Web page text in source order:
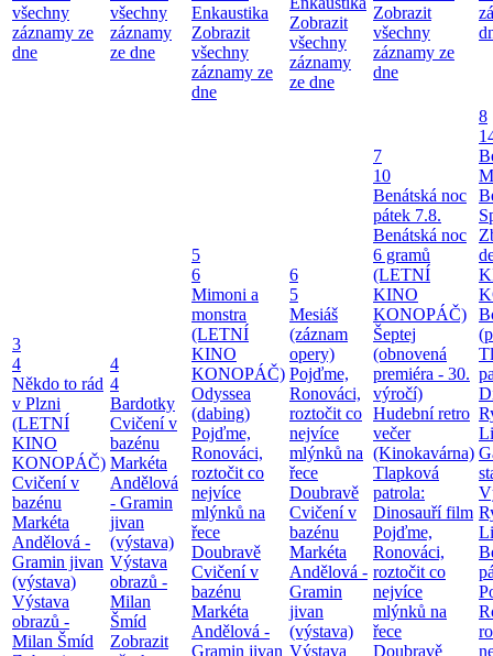
všechny
záznamy ze
dne
všechny
záznamy
ze dne
Enkaustika
Zobrazit
všechny
záznamy ze
dne
Zobrazit
všechny
záznamy
ze dne
Zobrazit
všechny
záznamy ze
dne
3
4
Někdo to rád
v Plzni
(LETNÍ
KINO
KONOPÁČ)
Cvičení v
bazénu
Markéta
Andělová -
Gramin jivan
(výstava)
Výstava
obrazů -
Milan Šmíd
4
4
Bardotky
Cvičení v
bazénu
Markéta
Andělová
- Gramin
jivan
(výstava)
Výstava
obrazů -
Milan
Šmíd
Zobrazit
5
6
Mimoni a
monstra
(LETNÍ
KINO
KONOPÁČ)
Odyssea
(dabing)
Pojďme,
Ronováci,
roztočit co
nejvíce
mlýnků na
řece
Doubravě
Cvičení v
bazénu
Markéta
Andělová -
Gramin jivan
6
5
Mesiáš
(záznam
opery)
Pojďme,
Ronováci,
roztočit co
nejvíce
mlýnků na
řece
Doubravě
Cvičení v
bazénu
Markéta
Andělová -
Gramin
jivan
(výstava)
Výstava
7
10
Benátská noc
pátek 7.8.
Benátská noc
6 gramů
(LETNÍ
KINO
KONOPÁČ)
Šeptej
(obnovená
premiéra - 30.
výročí)
Hudební retro
večer
(Kinokavárna)
Tlapková
patrola:
Dinosauří film
Pojďme,
Ronováci,
roztočit co
nejvíce
mlýnků na
řece
Doubravě
8